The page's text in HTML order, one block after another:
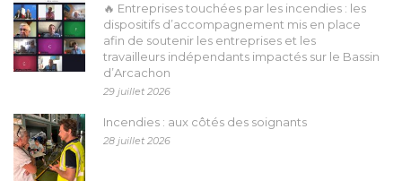
🔥 Entreprises touchées par les incendies : les
dispositifs d’accompagnement mis en place
afin de soutenir les entreprises et les
travailleurs indépendants impactés sur le Bassin
d’Arcachon
29 juillet 2026
Incendies : aux côtés des soignants
28 juillet 2026